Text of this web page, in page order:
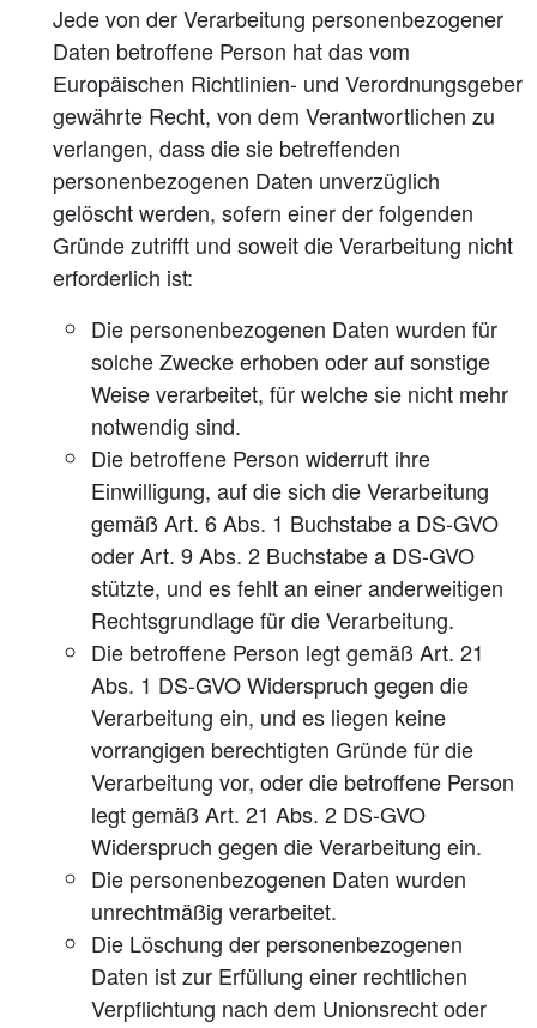
Jede von der Verarbeitung personenbezogener
Daten betroffene Person hat das vom
Europäischen Richtlinien- und Verordnungsgeber
gewährte Recht, von dem Verantwortlichen zu
verlangen, dass die sie betreffenden
personenbezogenen Daten unverzüglich
gelöscht werden, sofern einer der folgenden
Gründe zutrifft und soweit die Verarbeitung nicht
erforderlich ist:
Die personenbezogenen Daten wurden für
solche Zwecke erhoben oder auf sonstige
Weise verarbeitet, für welche sie nicht mehr
notwendig sind.
Die betroffene Person widerruft ihre
Einwilligung, auf die sich die Verarbeitung
gemäß Art. 6 Abs. 1 Buchstabe a DS-GVO
oder Art. 9 Abs. 2 Buchstabe a DS-GVO
stützte, und es fehlt an einer anderweitigen
Rechtsgrundlage für die Verarbeitung.
Die betroffene Person legt gemäß Art. 21
Abs. 1 DS-GVO Widerspruch gegen die
Verarbeitung ein, und es liegen keine
vorrangigen berechtigten Gründe für die
Verarbeitung vor, oder die betroffene Person
legt gemäß Art. 21 Abs. 2 DS-GVO
Widerspruch gegen die Verarbeitung ein.
Die personenbezogenen Daten wurden
unrechtmäßig verarbeitet.
Die Löschung der personenbezogenen
Daten ist zur Erfüllung einer rechtlichen
Verpflichtung nach dem Unionsrecht oder